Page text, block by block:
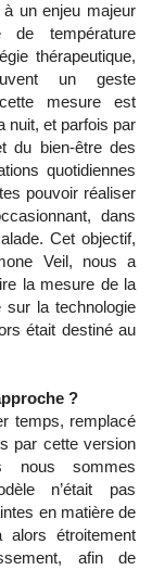
à un enjeu majeur
température
thérapeutique,
un geste
mesure est
nuit, et parfois par
du bien-être des
quotidiennes
pouvoir réaliser
dans
Cet objectif,
Veil, nous a
la mesure de la
sur la technologie
était destiné au
?
temps, remplacé
par cette version
nous sommes
n’était pas
en matière de
alors étroitement
afin de